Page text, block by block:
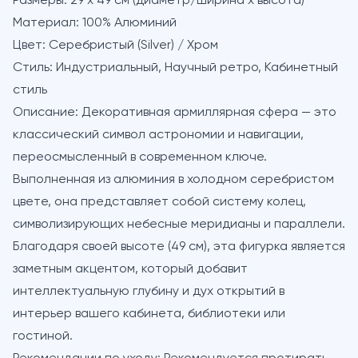
Материал: 100% Алюминий
Цвет: Серебристый (Silver) / Хром
Стиль: Индустриальный, Научный ретро, Кабинетный
стиль
Описание: Декоративная армиллярная сфера — это
классический символ астрономии и навигации,
переосмысленный в современном ключе.
Выполненная из алюминия в холодном серебристом
цвете, она представляет собой систему колец,
символизирующих небесные меридианы и параллели.
Благодаря своей высоте (49 см), эта фигурка является
заметным акцентом, который добавит
интеллектуальную глубину и дух открытий в
интерьер вашего кабинета, библиотеки или
гостиной.